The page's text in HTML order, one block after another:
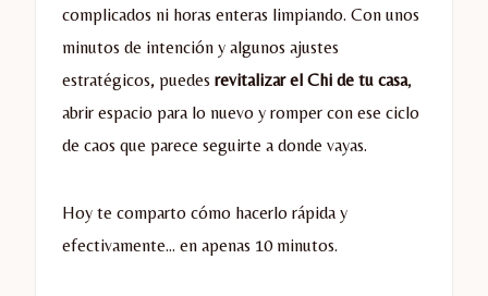
complicados ni horas enteras limpiando. Con unos
minutos de intención y algunos ajustes
estratégicos, puedes revitalizar el Chi de tu casa,
abrir espacio para lo nuevo y romper con ese ciclo
de caos que parece seguirte a donde vayas.
Hoy te comparto cómo hacerlo rápida y
efectivamente… en apenas 10 minutos.